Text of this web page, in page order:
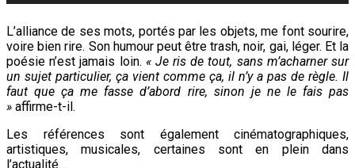
L’alliance de ses mots, portés par les objets, me font sourire,
voire bien rire. Son humour peut être trash, noir, gai, léger. Et la
poésie n’est jamais loin. « Je ris de tout, sans m’acharner sur
un sujet particulier, ça vient comme ça, il n’y a pas de règle. Il
faut que ça me fasse d’abord rire, sinon je ne le fais pas
» affirme-t-il.
Les références sont également cinématographiques,
artistiques, musicales, certaines sont en plein dans
l’actualité…